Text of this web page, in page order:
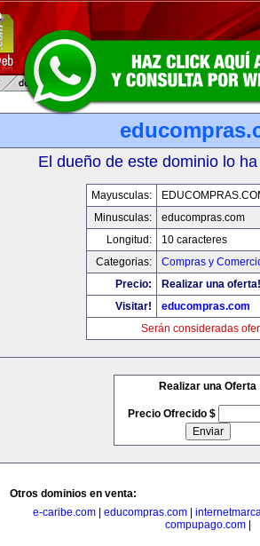
El dueño de este dominio lo
Mayusculas:
Minusculas:
educompras.com
Longitud:
10 caracteres
Categorias:
Compras y
Precio:
Realizar una oferta!
Visitar!
educompras.com
Serán consideradas
Realizar una Oferta
Precio Ofrecido $
Otros dominios en venta:
e-caribe.com| educompras.com|
compupago.com|